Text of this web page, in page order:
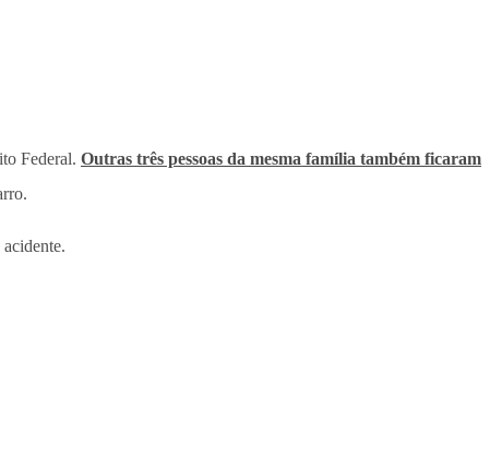
Federal. Outras três pessoas da mesma família também ficaram